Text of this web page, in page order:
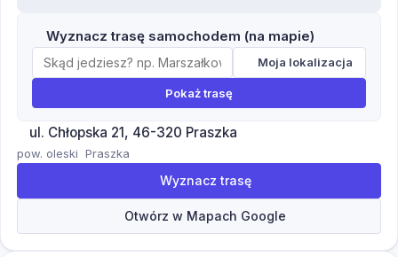
Wyznacz trasę samochodem (na mapie)
Moja lokalizacja
Pokaż trasę
ul. Chłopska 21, 46-320 Praszka
pow. oleski Praszka
Wyznacz trasę
Otwórz w Mapach Google